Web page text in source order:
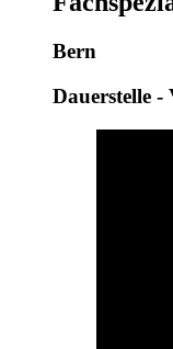
Bern
Dauerstelle -